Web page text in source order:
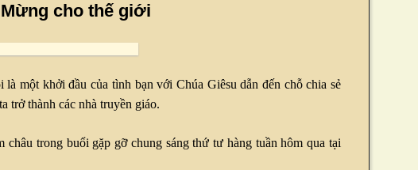
cho thế giới
một khởi đầu của tình bạn với Chúa Giêsu dẫn đến chỗ chia sẻ
trở thành các nhà truyền giáo.
trong buổi gặp gỡ chung sáng thứ tư hàng tuần hôm qua tại